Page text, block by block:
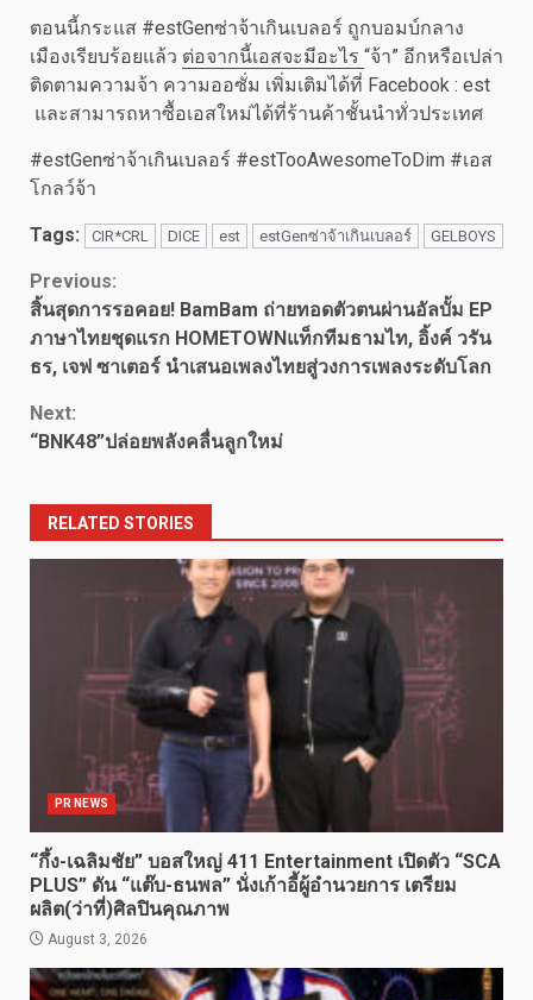
ตอนนี้กระแส #estGenซ่าจ้าเกินเบลอร์ ถูกบอมบ์กลาง
เมืองเรียบร้อยแล้ว ต่อจากนี้เอสจะมีอะไร “จ้า” อีกหรือเปล่า
ติดตามความจ้า ความออซั่ม เพิ่มเติมได้ที่ Facebook : est
และสามารถหาซื้อเอสใหม่ได้ที่ร้านค้าชั้นนำทั่วประเทศ
#estGenซ่าจ้าเกินเบลอร์ #estTooAwesomeToDim #เอส
โกลว์จ้า
Tags: CIR*CRL DICE est estGenซ่าจ้าเกินเบลอร์ GELBOYS
Continue
Reading
Previous:
สิ้นสุดการรอคอย! BamBam ถ่ายทอดตัวตนผ่านอัลบั้ม EP
ภาษาไทยชุดแรก HOMETOWNแท็กทีมธามไท, อิ้งค์ วรัน
ธร, เจฟ ซาเตอร์ นำเสนอเพลงไทยสู่วงการเพลงระดับโลก
Next:
“BNK48”ปล่อยพลังคลื่นลูกใหม่
RELATED STORIES
PR NEWS
“กึ้ง-เฉลิมชัย” บอสใหญ่ 411 Entertainment เปิดตัว “SCA
PLUS” ดัน “แต๊บ-ธนพล” นั่งเก้าอี้ผู้อำนวยการ เตรียม
ผลิต(ว่าที่)ศิลปินคุณภาพ
August 3, 2026